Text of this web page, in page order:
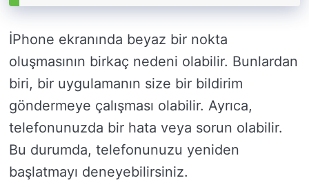
İPhone ekranında beyaz bir nokta
oluşmasının birkaç nedeni olabilir. Bunlardan
biri, bir uygulamanın size bir bildirim
göndermeye çalışması olabilir. Ayrıca,
telefonunuzda bir hata veya sorun olabilir.
Bu durumda, telefonunuzu yeniden
başlatmayı deneyebilirsiniz.